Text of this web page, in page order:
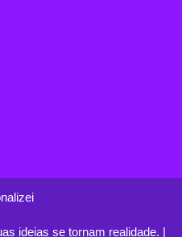
ideias se tornam realidade. |